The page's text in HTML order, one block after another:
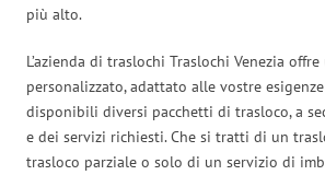
più alto.
L’azienda di traslochi Traslochi Venezia
personalizzato, adattato alle vostre
disponibili diversi pacchetti di trasloco, a
e dei servizi richiesti. Che si tratti di un
trasloco parziale o solo di un servizio di